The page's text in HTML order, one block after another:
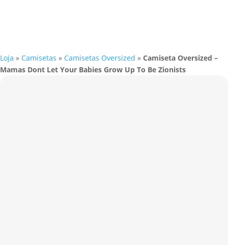
Loja » Camisetas » Camisetas Oversized » Camiseta Oversized –
Mamas Dont Let Your Babies Grow Up To Be Zionists